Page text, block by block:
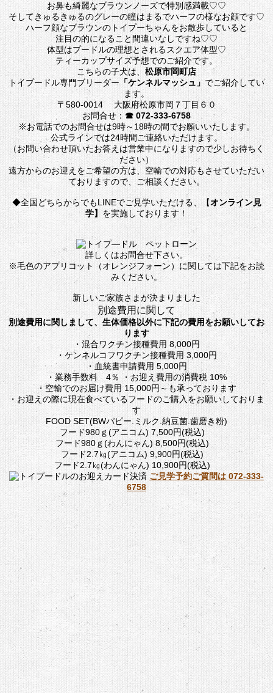
お鼻も綺麗なブラウンノーズで特別感満載♡♡
そしてきゅるきゅるのグレーの瞳はまるでハーフの様なお顔です♡
ハーフ顔なブラウンのトイプーちゃんをお散歩していると
注目の的になること間違いなしですね♡♡
体型はプードルの理想とされるスクエア体型♡
ティーカップサイズ予想でのご紹介です。
こちらの子犬は、松原市岡町店
トイプードル専門ブリーダー「ケンネルマッシュ」 でご紹介してい
ます。
〒580-0014 大阪府松原市岡７丁目６０
お問合せ：☎ 072-333-6758
※お電話でのお問合せは9時～18時の間でお願いいたします。
公式ラインでは24時間ご連絡いただけます。
（お問い合わせ頂いたお答えは営業中になりますので少しお待ちく
ださい）
遠方からのお迎えをご希望の方は、空輸での対応もさせていただい
ておりますので、ご相談ください。
◆全国どちらからでもLINEでご見学いただける、【オンライン見
学】 を実施しております！
詳しくはお問合せ下さい。
※毛色のアプリコット（オレンジフォーン）に関しては下記をお読
みください。
新しいご家族さまが決まりました
別途費用に関して
別途費用に関しまして、生体価格以外に下記の費用をお願いしてお
ります
・混合ワクチン接種費用 8,000円
・ケンネルコフワクチン接種費用 3,000円
・血統書申請費用 5,000円
・業務手数料 4％ ・お迎え費用の消費税 10%
・空輸でのお届け費用 15,000円～も承っております
・お迎えの際に現在食べているフードのご購入をお願いしておりま
す
FOOD SET(BWパピー.ミルク.納豆菌.歯磨き粉)
フード980ｇ(アニコム) 7,500円(税込)
フード980ｇ(わんにゃん) 8,500円(税込)
フード2.7㎏(アニコム) 9,900円(税込)
フード2.7㎏(わんにゃん) 10,900円(税込)
ご見学予約ご質問は 072-333-
6758